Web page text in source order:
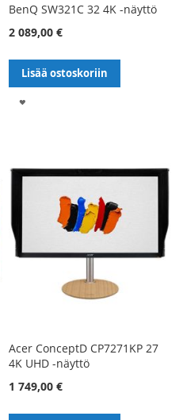
BenQ SW321C 32 4K -näyttö
2 089,00 €
Lisää ostoskoriin
Acer ConceptD CP7271KP 27
4K UHD -näyttö
1 749,00 €